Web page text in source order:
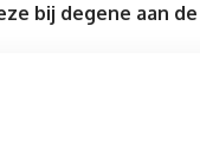
bij degene aan